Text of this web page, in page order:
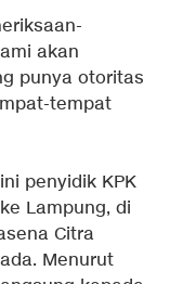
akan
punya otoritas
tempat
penyidik KPK
Lampung, di
Citra
Menurut